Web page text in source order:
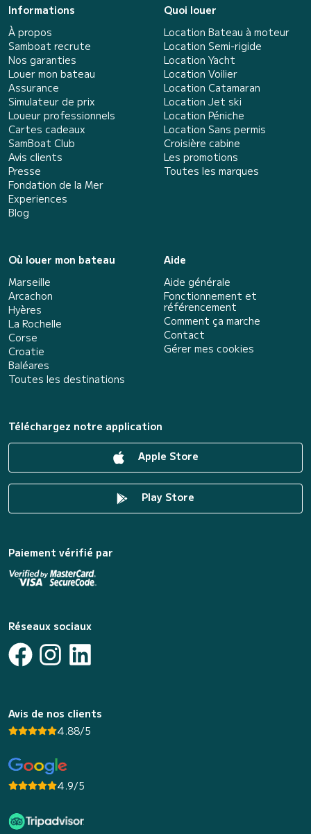
Informations
À propos
Samboat recrute
Nos garanties
Louer mon bateau
Assurance
Simulateur de prix
Loueur professionnels
Cartes cadeaux
SamBoat Club
Avis clients
Presse
Fondation de la Mer
Experiences
Blog
Quoi louer
Location Bateau à moteur
Location Semi-rigide
Location Yacht
Location Voilier
Location Catamaran
Location Jet ski
Location Péniche
Location Sans permis
Croisière cabine
Les promotions
Toutes les marques
Où louer mon bateau
Marseille
Arcachon
Hyères
La Rochelle
Corse
Croatie
Baléares
Toutes les destinations
Aide
Aide générale
Fonctionnement et
référencement
Comment ça marche
Contact
Gérer mes cookies
Téléchargez notre application
Apple Store
Play Store
Paiement vérifié par
Réseaux sociaux
Avis de nos clients
4.88/5
4.9/5